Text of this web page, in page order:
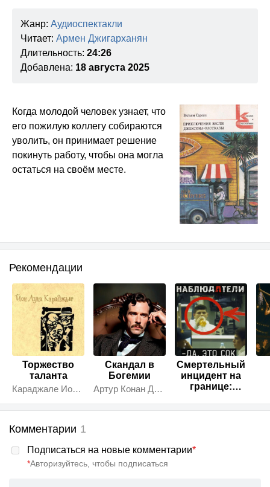
Жанр: Аудиоспектакли
Читает: Армен Джигарханян
Длительность: 24:26
Добавлена: 18 августа 2025
Когда молодой человек узнает, что
его пожилую коллегу собираются
уволить, он принимает решение
покинуть работу, чтобы она могла
остаться на своём месте.
Рекомендации
Торжество
таланта
Караджале Ион Лука
Скандал в
Богемии
Артур Конан Дойл
Смертельный
инцидент на
границе:
Комментарии 1
Подписаться на новые комментарии*
*Авторизуйтесь, чтобы подписаться